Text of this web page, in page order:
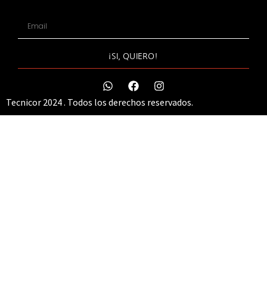
¡SI, QUIERO!
Tecnicor 2024 . Todos los derechos reservados.